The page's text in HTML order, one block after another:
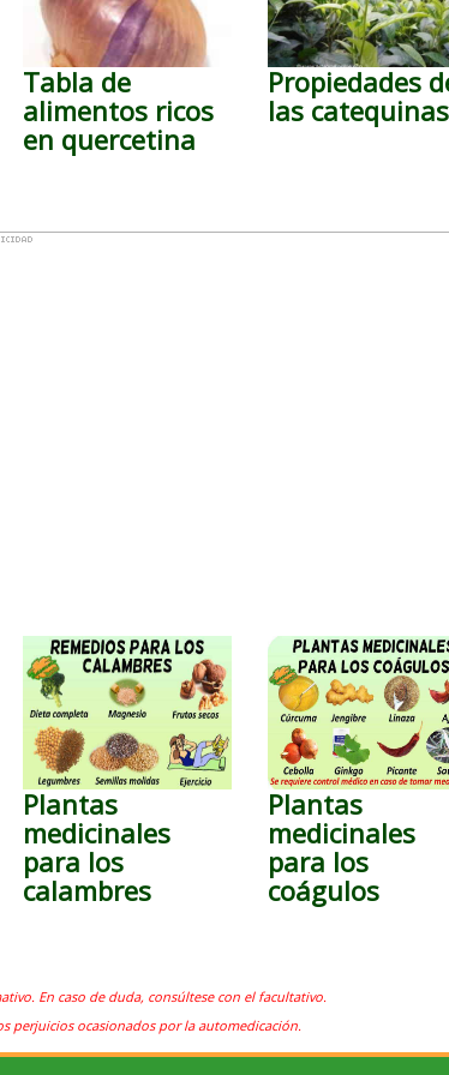
Tabla de
alimentos ricos
en quercetina
Propiedades
las catequinas
Plantas
medicinales
para los
calambres
Plantas
medicinales
para los
coágulos
En caso de duda, consúltese con el facultativo.
perjuicios ocasionados por la automedicación.